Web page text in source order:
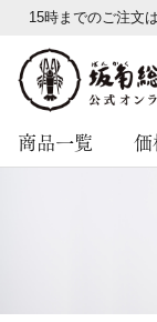
15時までのご注文
商品一覧